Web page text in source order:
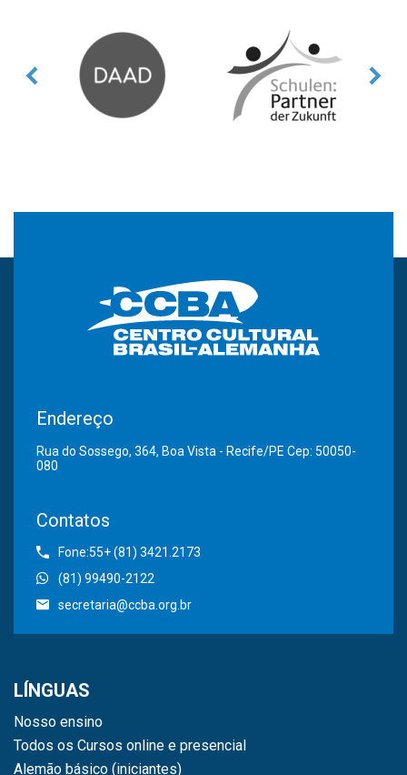
Endereço
Rua do Sossego, 364, Boa Vista - Recife/PE Cep: 50050-
080
Contatos
Fone:55+ (81) 3421.2173
(81) 99490-2122
secretaria@ccba.org.br
LÍNGUAS
Nosso ensino
Todos os Cursos online e presencial
Alemão básico (iniciantes)